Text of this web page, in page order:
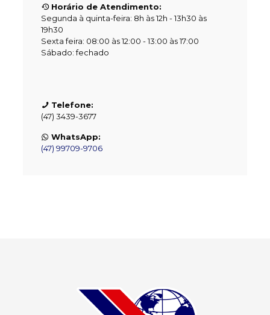
Horário de Atendimento:
Segunda à quinta-feira: 8h às 12h - 13h30 às
19h30
Sexta feira: 08:00 às 12:00 - 13:00 às 17:00
Sábado: fechado
Telefone:
(47) 3439-3677
WhatsApp:
(47) 99709-9706